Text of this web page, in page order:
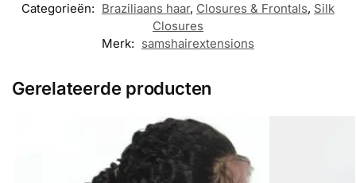
Categorieën: Braziliaans haar, Closures & Frontals, Silk
Closures
Merk: samshairextensions
Gerelateerde producten